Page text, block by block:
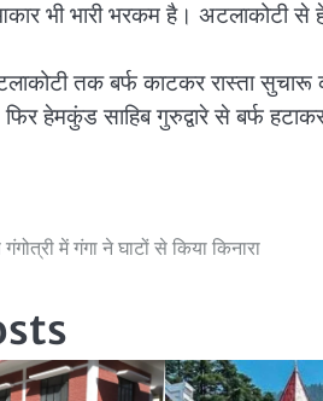
भी भारी भरकम है। अटलाकोटी से
तक बर्फ काटकर रास्ता सुचारू
फिर हेमकुंड साहिब गुरुद्वारे से बर्फ
में गंगा ने घाटों से किया किनारा